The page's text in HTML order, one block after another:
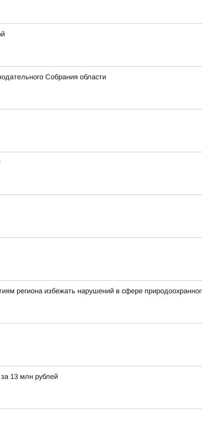
Собрания области
региона избежать нарушений в сфере
за 13 млн рублей